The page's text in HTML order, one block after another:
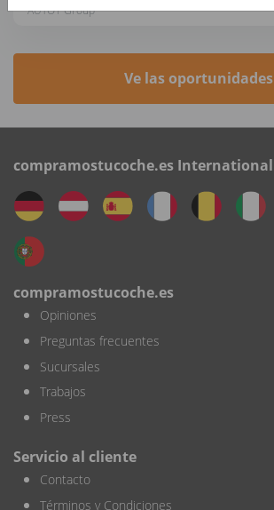
AUTO1 Group
Ve las oportunidades
compramostucoche.es International
compramostucoche.es
Opiniones
Preguntas frecuentes
Sucursales
Trabajos
Press
Servicio al cliente
Contacto
Términos y Condiciones